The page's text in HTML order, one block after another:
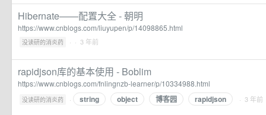
Hibernate——配置大全 - 朝明
https://www.cnblogs.com/liuyupen/p/14098865.html
没读研的消炎药 · · 3 年前
rapidjson库的基本使用 - Boblim
https://www.cnblogs.com/fnlingnzb-learner/p/10334988.html
没读研的消炎药 · string object 博客园 rapidjson · 3 年前